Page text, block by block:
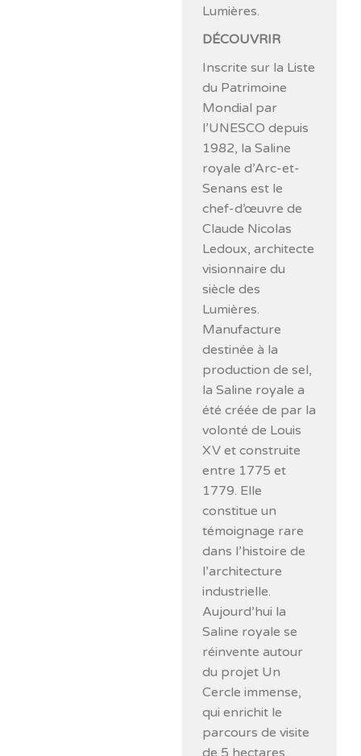
Lumières.
DÉCOUVRIR
Inscrite sur la Liste
du Patrimoine
Mondial par
l’UNESCO depuis
1982, la Saline
royale d’Arc-et-
Senans est le
chef-d’œuvre de
Claude Nicolas
Ledoux, architecte
visionnaire du
siècle des
Lumières.
Manufacture
destinée à la
production de sel,
la Saline royale a
été créée de par la
volonté de Louis
XV et construite
entre 1775 et
1779. Elle
constitue un
témoignage rare
dans l’histoire de
l’architecture
industrielle.
Aujourd’hui la
Saline royale se
réinvente autour
du projet Un
Cercle immense,
qui enrichit le
parcours de visite
de 5 hectares.